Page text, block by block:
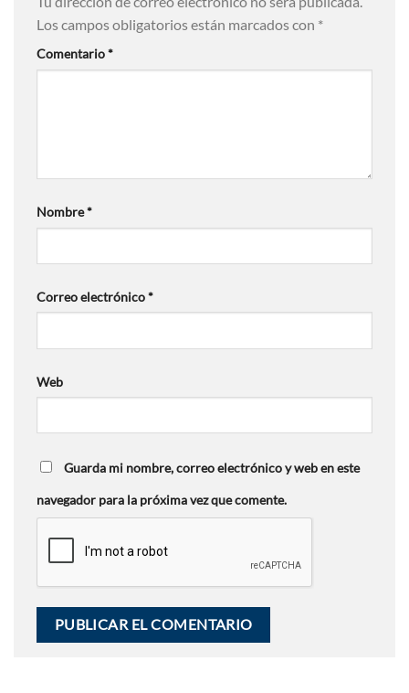
Los campos obligatorios están marcados con *
Comentario*
Nombre*
Correo electrónico*
Web
Guarda mi nombre, correo electrónico y web en este
navegador para la próxima vez que comente.